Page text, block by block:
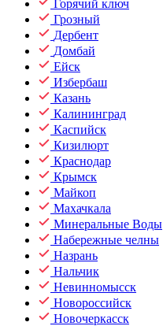
Горячий ключ
Грозный
Дербент
Домбай
Ейск
Избербаш
Казань
Калининград
Каспийск
Кизилюрт
Краснодар
Крымск
Майкоп
Махачкала
Минеральные Воды
Набережные челны
Назрань
Нальчик
Невинномысск
Новороссийск
Новочеркасск